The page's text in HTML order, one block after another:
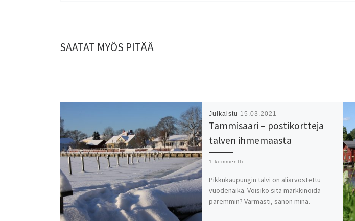
SAATAT MYÖS PITÄÄ
Julkaistu 15.03.2021
Tammisaari – postikortteja
talven ihmemaasta
1 kommentti
Pikkukaupungin talvi on aliarvostettu
vuodenaika. Voisiko sitä markkinoida
paremmin? Varmasti, sanon minä.